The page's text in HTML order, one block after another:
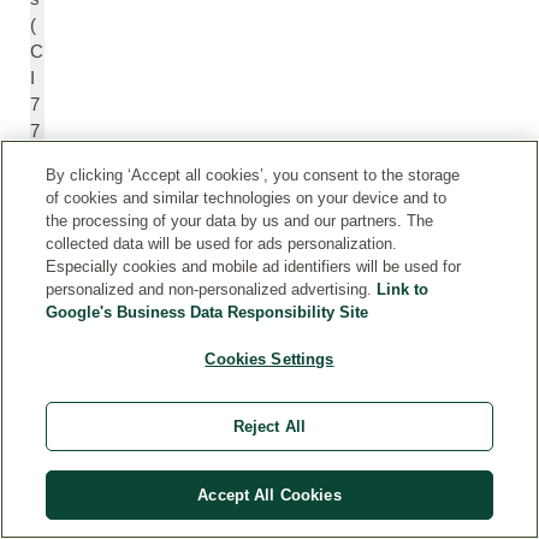
(
C
I
7
7
Qualität
INCI-
der
By clicking ‘Accept all cookies’, you consent to the storage
of cookies and similar technologies on your device and to
the processing of your data by us and our partners. The
collected data will be used for ads personalization.
Especially cookies and mobile ad identifiers will be used for
personalized and non-personalized advertising. Link to
Google's Business Data Responsibility Site
Cookies Settings
Reject All
Accept All Cookies